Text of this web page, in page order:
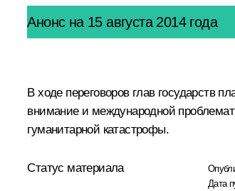
Анонс на 15 августа 2014 года
В ходе переговоров глав государств
внимание и международной
гуманитарной катастрофы.
Статус материала
Дата